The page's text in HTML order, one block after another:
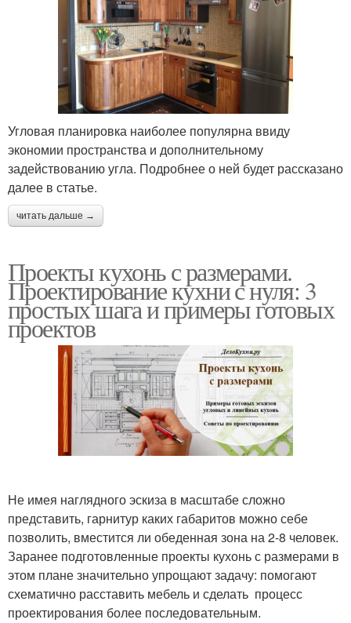
Угловая планировка наиболее популярна ввиду
экономии пространства и дополнительному
задействованию угла. Подробнее о ней будет рассказано
далее в статье.
читать дальше →
Проекты кухонь с размерами.
Проектирование кухни с нуля: 3
простых шага и примеры готовых
проектов
Не имея наглядного эскиза в масштабе сложно
представить, гарнитур каких габаритов можно себе
позволить, вместится ли обеденная зона на 2-8 человек.
Заранее подготовленные проекты кухонь с размерами в
этом плане значительно упрощают задачу: помогают
схематично расставить мебель и сделать процесс
проектирования более последовательным.